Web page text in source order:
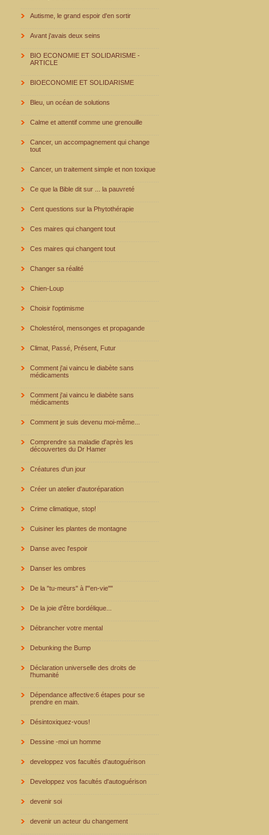
Autisme, le grand espoir d'en sortir
Avant j'avais deux seins
BIO ECONOMIE ET SOLIDARISME -
ARTICLE
BIOECONOMIE ET SOLIDARISME
Bleu, un océan de solutions
Calme et attentif comme une grenouille
Cancer, un accompagnement qui change
tout
Cancer, un traitement simple et non toxique
Ce que la Bible dit sur ... la pauvreté
Cent questions sur la Phytothérapie
Ces maires qui changent tout
Ces maires qui changent tout
Changer sa réalité
Chien-Loup
Choisir l'optimisme
Cholestérol, mensonges et propagande
Climat, Passé, Présent, Futur
Comment j'ai vaincu le diabète sans
médicaments
Comment j'ai vaincu le diabète sans
médicaments
Comment je suis devenu moi-même...
Comprendre sa maladie d'après les
découvertes du Dr Hamer
Créatures d'un jour
Créer un atelier d'autoréparation
Crime climatique, stop!
Cuisiner les plantes de montagne
Danse avec l'espoir
Danser les ombres
De la "tu-meurs" à l'"en-vie""
De la joie d'être bordélique...
Débrancher votre mental
Debunking the Bump
Déclaration universelle des droits de
l'humanité
Dépendance affective:6 étapes pour se
prendre en main.
Désintoxiquez-vous!
Dessine -moi un homme
developpez vos facultés d'autoguérison
Developpez vos facultés d'autoguérison
devenir soi
devenir un acteur du changement